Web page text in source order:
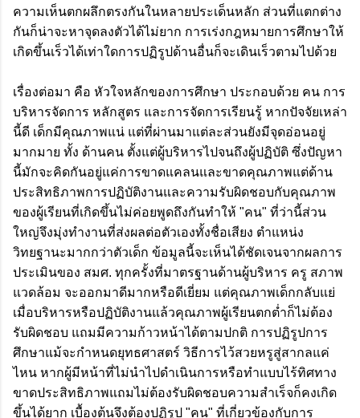
ความเห็นตกผลึกตรงกันในหลายประเด็นหลัก ส่วนที่แตกต่าง
กันก็น่าจะหาจุดลงตัวได้ไม่ยาก การเร่งกฎหมายการศึกษาให้
เกิดขึ้นเร็วได้เท่าใดการปฏิรูปด้านอื่นก็จะเดินเร็วตามไปด้วย
เรื่องต่อมา คือ หัวใจหลักของการศึกษา ประกอบด้วย คน การ
บริหารจัดการ หลักสูตร และการจัดการเรียนรู้ หากปัจจัยเหล่า
นี้ดี เด็กมีคุณภาพแน่ แต่ที่ผ่านมาแต่ละส่วนยังมีจุดอ่อนอยู่
มากมาย ทั้ง ด้านคน ตั้งแต่ผู้บริหารไปจนถึงผู้ปฏิบัติ ซึ่งปัญหา
นี้มักจะคิดกันอยู่แค่การขาดแคลนและขาดคุณภาพแต่ด้าน
ประสิทธิภาพการปฏิบัติงานและความรับผิดชอบกับคุณภาพ
ของผู้เรียนที่เกิดขึ้นไม่ค่อยพูดถึงกันทำให้ "คน" ที่ว่านี้ส่วน
ใหญ่จึงมุ่งทำงานที่ส่งผลต่อตัวเองทั้งชื่อเสียง ตำแหน่ง
วิทยฐานะมากกว่าตัวเด็ก ข้อมูลนี้จะเห็นได้ชัดเจนจากผลการ
ประเมินของ สมศ. ทุกครั้งที่มาตรฐานด้านผู้บริหาร ครู สภาพ
แวดล้อม จะออกมาดีมากหรือดีเยี่ยม แต่คุณภาพเด็กกลับแย่
เมื่อบริหารหรือปฏิบัติงานแล้วคุณภาพผู้เรียนตกต่ำก็ไม่ต้อง
รับผิดชอบ แถมมีความก้าวหน้าได้ตามปกติ การปฏิรูปการ
ศึกษาแม้จะกำหนดยุทธศาสตร์ วิธีการไว้สวยหรูสู่สากลแค่
ไหน หากผู้มีหน้าที่ไม่นำไปดำเนินการหรือทำแบบไร้ทิศทาง
ขาดประสิทธิภาพแถมไม่ต้องรับผิดชอบความสำเร็จก็คงเกิด
ขึ้นได้ยาก เบื้องต้นจึงต้องปฏิรูป "คน" ที่เกี่ยวข้องกับการ